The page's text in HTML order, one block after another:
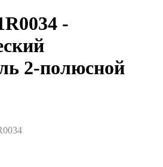
-
2-полюсной